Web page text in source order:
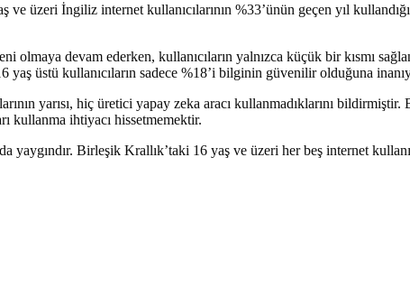
ve üzeri İngiliz internet kullanıcılarının %33’ünün geçen yıl
devam ederken, kullanıcıların yalnızca küçük bir kısmı
yaş üstü kullanıcıların sadece %18’i bilginin güvenilir olduğuna
yarısı, hiç üretici yapay zeka aracı kullanmadıklarını
kullanma ihtiyacı hissetmemektir.
yaygındır. Birleşik Krallık’taki 16 yaş ve üzeri her beş internet